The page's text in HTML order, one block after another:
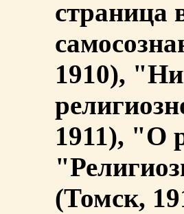
страница
1910),
1911), "О
(Томск,